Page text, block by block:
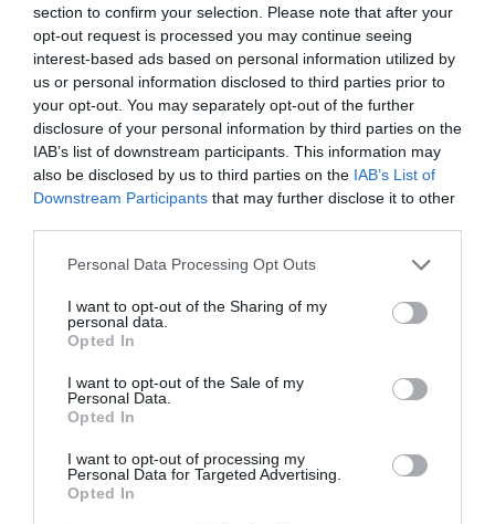
section to confirm your selection. Please note that after your
opt-out request is processed you may continue seeing
interest-based ads based on personal information utilized by
us or personal information disclosed to third parties prior to
your opt-out. You may separately opt-out of the further
disclosure of your personal information by third parties on the
IAB’s list of downstream participants. This information may
also be disclosed by us to third parties on the IAB’s List of
Downstream Participants that may further disclose it to other
Personal Data Processing Opt Outs
I want to opt-out of the Sharing of my
personal data.
Opted In
I want to opt-out of the Sale of my
Personal Data.
Opted In
I want to opt-out of processing my
Personal Data for Targeted Advertising.
Opted In
Αυτό το ταξίδι είναι το πιο πρόσφατο στο
φετινό καλοκαίρι της Hudson στο εξωτερικό.
Την περασμένη εβδομάδα, η μοιράστηκε
φωτογραφίες από την παραμονή της στην
Ιταλία με τη Rani και τον σύντροφό της, ενώ
ταξίδι της στην Ελλάδα και το εξοχικό που
διατηρεί η οικογένειά της στη Σκιάθο. «Σε
αγαπάμε, Ελλάδα», είχε γράψει τότε στη
λεζάντα των φωτογραφιών της.
Δείτε της εδώ.